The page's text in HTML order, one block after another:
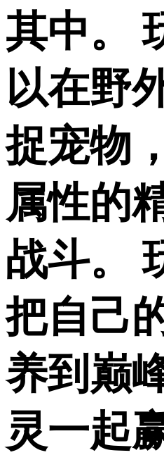
其中。
以在野
捉宠物
属性的
战斗。
把自己
养到巅
灵一起